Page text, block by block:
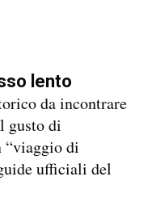
lento
da incontrare
gusto di
“viaggio di
ufficiali del